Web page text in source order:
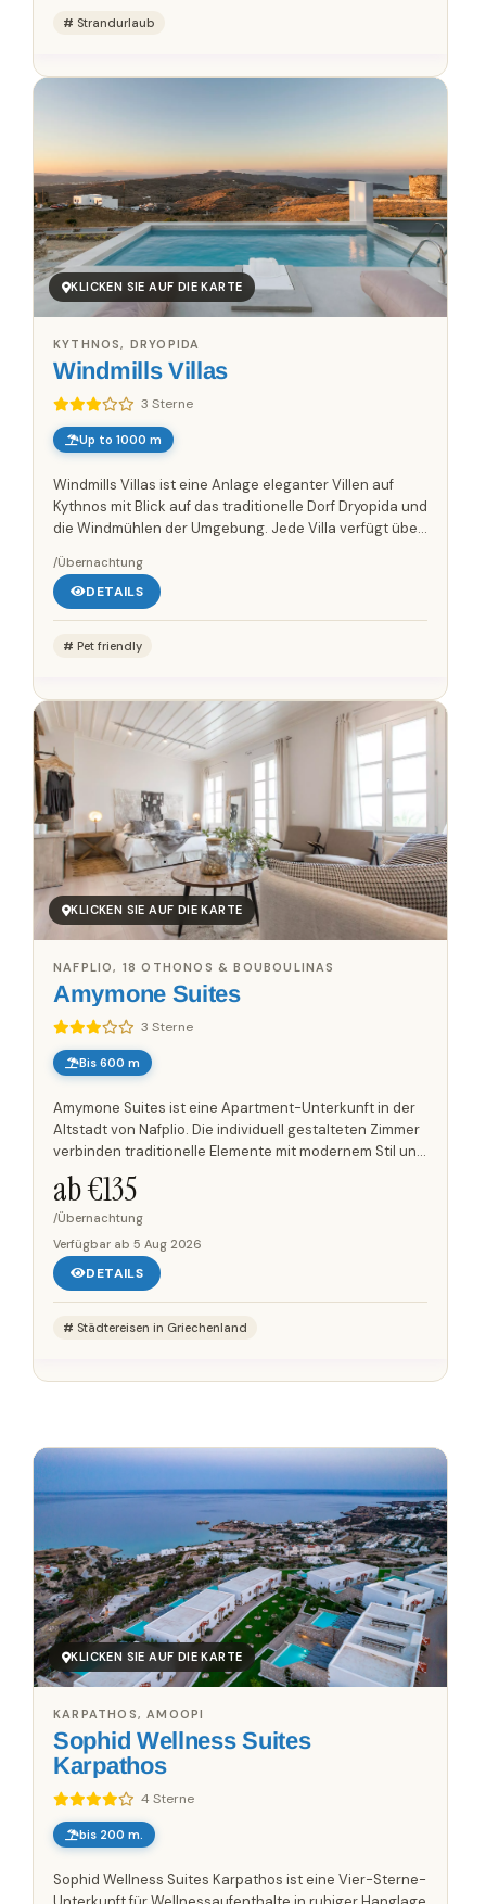
Strandurlaub
KLICKEN SIE AUF DIE KARTE
Windmills Villas
3 Sterne
KYTHNOS, DRYOPIDA
Up to 1000 m
Windmills Villas ist eine Anlage eleganter Villen auf
Kythnos mit Blick auf das traditionelle Dorf Dryopida und
die Windmühlen der Umgebung. Jede Villa verfügt über
/Übernachtung
DETAILS
Pet friendly
KLICKEN SIE AUF DIE KARTE
Amymone Suites
3 Sterne
NAFPLIO, 18 OTHONOS & BOUBOULINAS
Bis 600 m
Amymone Suites ist eine Apartment-Unterkunft in der
Altstadt von Nafplio. Die individuell gestalteten Zimmer
verbinden traditionelle Elemente mit modernem Stil und
verfügen über Holzböden und -decken, moderne
Kunst,...
ab €135
/Übernachtung
Verfügbar ab 5 Aug 2026
DETAILS
Städtereisen in Griechenland
✓
✓ Zero Commission – Pay Only What the Host Charges
✓ Direct Booking Prices – No Hidden Markups
Save up to 25%!
KLICKEN SIE AUF DIE KARTE
Sophid Wellness Suites
Karpathos
4 Sterne
KARPATHOS, AMOOPI
bis 200 m.
Sophid Wellness Suites Karpathos ist eine Vier-Sterne-